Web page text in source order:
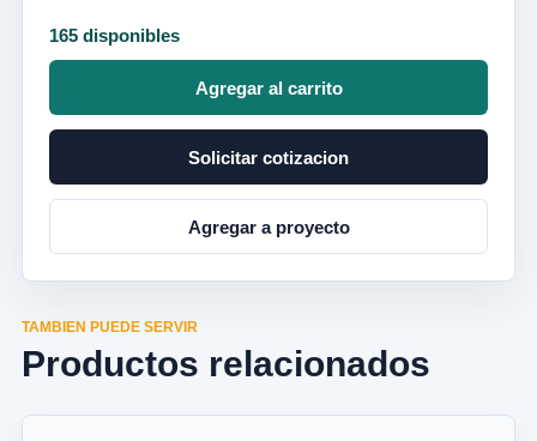
165 disponibles
Agregar al carrito
Solicitar cotizacion
Agregar a proyecto
TAMBIEN PUEDE SERVIR
Productos relacionados